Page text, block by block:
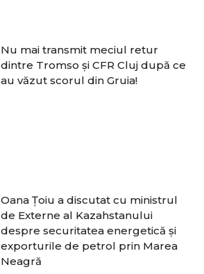
Nu mai transmit meciul retur
dintre Tromso și CFR Cluj după ce
au văzut scorul din Gruia!
Oana Țoiu a discutat cu ministrul
de Externe al Kazahstanului
despre securitatea energetică și
exporturile de petrol prin Marea
Neagră